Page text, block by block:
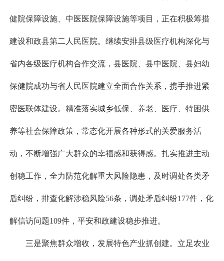
健院保障设施、中医医院保障设施等项目，正在积极筹措
建设和政县第二人民医院。继续安排县级医疗机构深化与
省内各级医疗机构合作交流，县医院、县中医院、县妇幼
保健院成功与省人民医院建立全面合作关系，携手推进紧
密医联体建设。精准落实城乡低保、养老、医疗、特困供
养等社会保障政策，常态化开展各种形式的关爱服务活
动，不断增强广大群众的幸福感和获得感。扎实推进主动
创稳工作，全力防范化解重大风险隐患，及时调处各类矛
盾纠纷，排查化解涉稳风险56条，调处矛盾纠纷177件，化
解信访问题109件，平安和政建设稳步推进。
三是聚焦群众增收，发展特色产业抓创建。立足农业